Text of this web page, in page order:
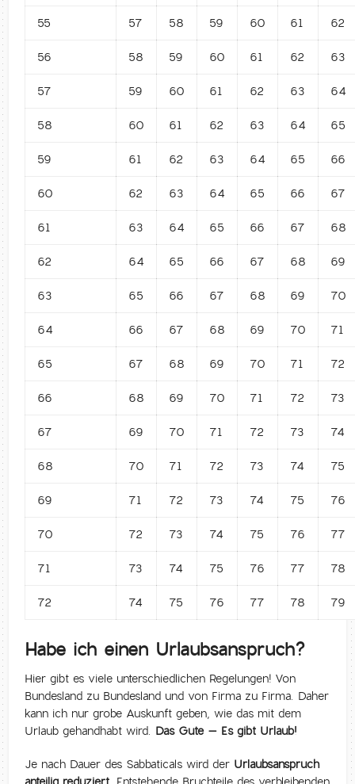
55 57 58 59 60 61 62
56 58 59 60 61 62 63
57 59 60 61 62 63 64
58 60 61 62 63 64 65
59 61 62 63 64 65 66
60 62 63 64 65 66 67
61 63 64 65 66 67 68
62 64 65 66 67 68 69
63 65 66 67 68 69 70
64 66 67 68 69 70 71
65 67 68 69 70 71 72
66 68 69 70 71 72 73
67 69 70 71 72 73 74
68 70 71 72 73 74 75
69 71 72 73 74 75 76
70 72 73 74 75 76 77
71 73 74 75 76 77 78
72 74 75 76 77 78 79
Habe ich einen Urlaubsanspruch?
Hier gibt es viele unterschiedlichen Regelungen! Von
Bundesland zu Bundesland und von Firma zu Firma. Daher
kann ich nur grobe Auskunft geben, wie das mit dem
Urlaub gehandhabt wird. Das Gute – Es gibt Urlaub!
Je nach Dauer des Sabbaticals wird der Urlaubsanspruch